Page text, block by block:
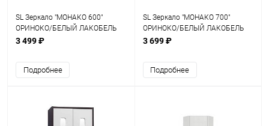
SL Зеркало "МОНАКО 600"
ОРИНОКО/БЕЛЫЙ ЛАКОБЕЛЬ
3 499 ₽
Подробнее
SL Зеркало "МОНАКО 700"
ОРИНОКО/БЕЛЫЙ ЛАКОБЕЛЬ
3 699 ₽
Подробнее